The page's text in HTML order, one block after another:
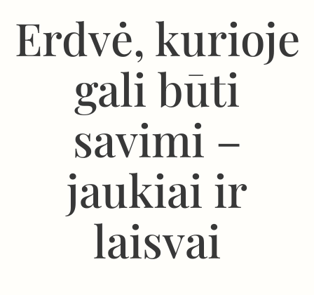
Erdvė, kurioje
gali būti
savimi –
jaukiai ir
laisvai